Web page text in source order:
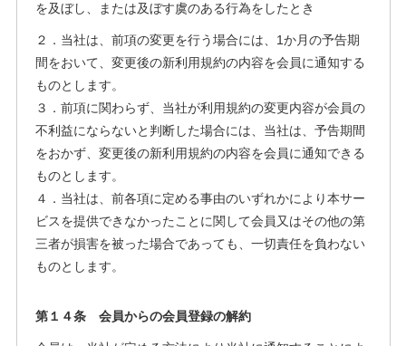
を及ぼし、または及ぼす虞のある行為をしたとき
２．当社は、前項の変更を行う場合には、1か月の予告期
間をおいて、変更後の新利用規約の内容を会員に通知する
ものとします。
３．前項に関わらず、当社が利用規約の変更内容が会員の
不利益にならないと判断した場合には、当社は、予告期間
をおかず、変更後の新利用規約の内容を会員に通知できる
ものとします。
４．当社は、前各項に定める事由のいずれかにより本サー
ビスを提供できなかったことに関して会員又はその他の第
三者が損害を被った場合であっても、一切責任を負わない
ものとします。
第１４条 会員からの会員登録の解約